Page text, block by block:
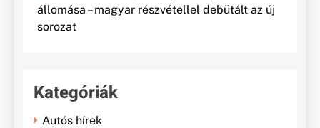
állomása – magyar részvétellel debütált az új
sorozat
Kategóriák
Autós hírek